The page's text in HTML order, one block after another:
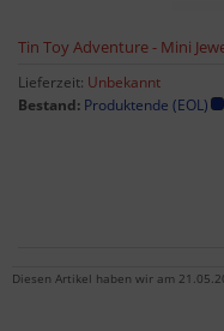
Tin Toy Adventure - Mini
Lieferzeit: Unbekannt
Bestand: Produktende (EOL)
Diesen Artikel haben wir am